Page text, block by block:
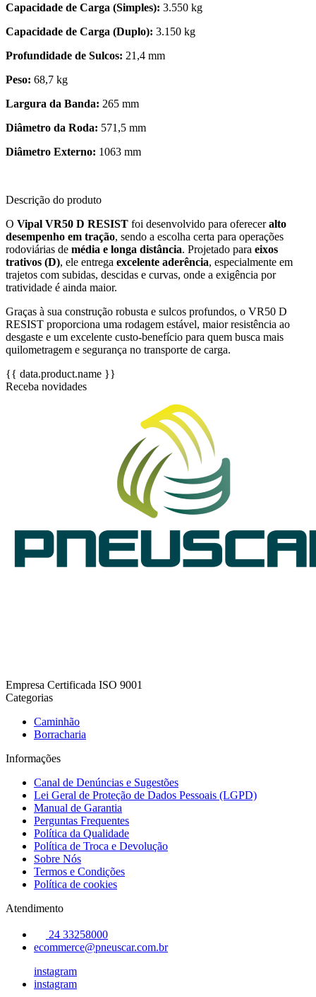
Capacidade de Carga (Simples): 3.550 kg
Capacidade de Carga (Duplo): 3.150 kg
Profundidade de Sulcos: 21,4 mm
Peso: 68,7 kg
Largura da Banda: 265 mm
Diâmetro da Roda: 571,5 mm
Diâmetro Externo: 1063 mm
Descrição do produto
O Vipal VR50 D RESIST foi desenvolvido para ofereceralto
desempenho em tração, sendo a escolha certa para operações
rodoviárias de média e longa distância. Projetado para eixos
trativos (D), ele entrega excelente aderência, especialmente em
trajetos com subidas, descidas e curvas, onde a exigência por
tratividade é ainda maior.
Graças à sua construção robusta e sulcos profundos, o VR50 D
RESIST proporciona uma rodagem estável, maior resistência ao
desgaste e um excelente custo-benefício para quem busca mais
quilometragem e segurança no transporte de carga.
{{ data.product.name }}
Receba novidades
Empresa Certificada ISO 9001
Categorias
Caminhão
Borracharia
Informações
Canal de Denúncias e Sugestões
Lei Geral de Proteção de Dados Pessoais (LGPD)
Manual de Garantia
Perguntas Frequentes
Política da Qualidade
Política de Troca e Devolução
Sobre Nós
Termos e Condições
Política de cookies
Atendimento
24 33258000
ecommerce@pneuscar.com.br
instagram
instagram